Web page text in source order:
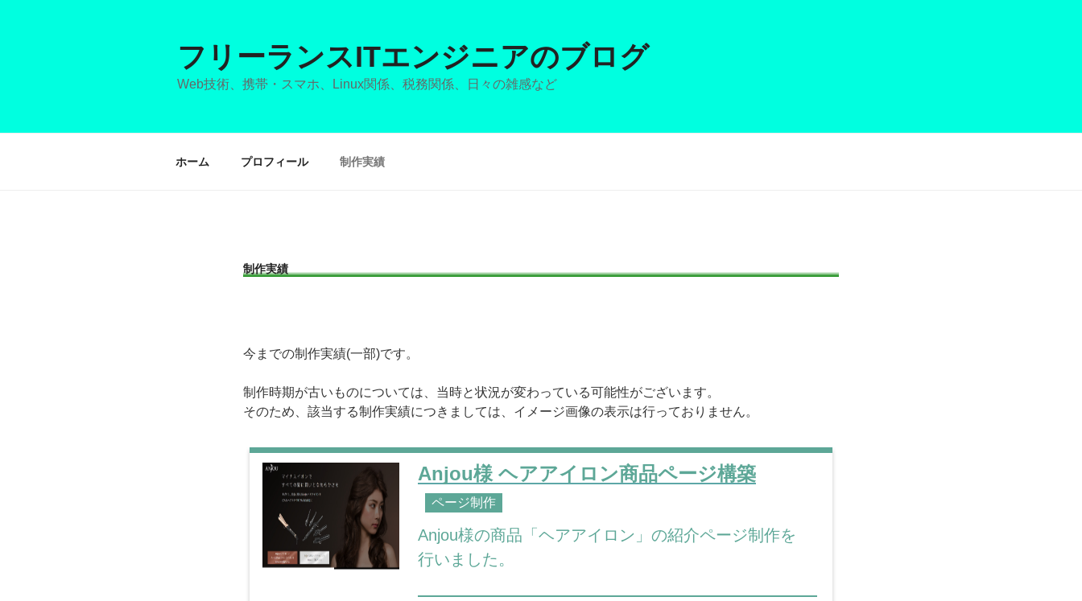
フリーランスITエンジニアのブログ
Web技術、携帯・スマホ、Linux関係、税務関係、日々の雑感など
ホーム プロフィール 制作実績
制作実績
今までの制作実績(一部)です。
制作時期が古いものについては、当時と状況が変わっている可能性がございます。
そのため、該当する制作実績につきましては、イメージ画像の表示は行っておりません。
Anjou様 ヘアアイロン商品ページ構築
ページ制作
Anjou様の商品「ヘアアイロン」の紹介ページ制作を
行いました。